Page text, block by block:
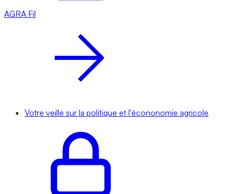
AGRA Fil
Votre veille sur la politique et l'écononomie agricole